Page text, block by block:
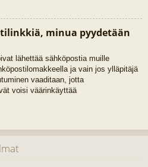
minua pyydetään
lähettää sähköpostia muille
ja vain jos ylläpitäjä
vaaditaan, jotta
voisi väärinkäyttää